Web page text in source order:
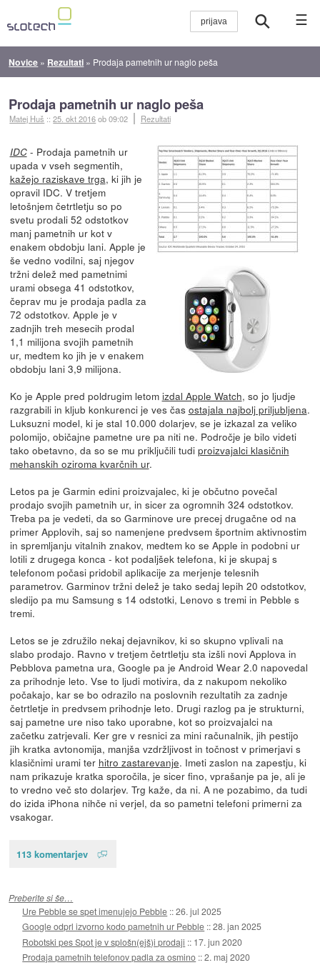
☰
Novice » Rezultati » Prodaja pametnih ur naglo peša
Prodaja pametnih ur naglo peša
Matej Huš ::25. okt 2016ob 09:02 Rezultati
IDC- Prodaja pametnih ur
upada v vseh segmentih,
kažejo raziskave trga, ki jih je
opravil IDC. V tretjem
letošnjem četrtletju so po
svetu prodali 52 odstotkov
manj pametnih ur kot v
enakem obdobju lani. Apple je
še vedno vodilni, saj njegov
tržni delež med pametnimi
urami obsega 41 odstotkov,
čeprav mu je prodaja padla za
72 odstotkov. Apple je v
zadnjih treh mesecih prodal
1,1 milijona svojih pametnih
ur, medtem ko jih je v enakem
obdobju lani 3,9 milijona.
Ko je Apple pred poldrugim letom izdal Apple Watch, so jo ljudje
razgrabili in kljub konkurenci je ves čas ostajala najbolj priljubljena.
Luksuzni model, ki je stal 10.000 dolarjev, se je izkazal za veliko
polomijo, običajne pametne ure pa niti ne. Področje je bilo videti
tako obetavno, da so se mu priključili tudi proizvajalci klasičnih
mehanskih oziroma kvarčnih ur.
Letos pa je Garmin edini proizvajalec, ki je občutno povečal
prodajo svojih pametnih ur, in sicer za ogromnih 324 odstotkov.
Treba pa je vedeti, da so Garminove ure precej drugačne od na
primer Applovih, saj so namenjene predvsem športnim aktivnostim
in spremljanju vitalnih znakov, medtem ko se Apple in podobni ur
lotili z drugega konca - kot podaljšek telefona, ki je skupaj s
telefonom počasi pridobil aplikacije za merjenje telesnih
parametrov. Garminov tržni delež je tako sedaj lepih 20 odstotkov,
sledijo pa mu Samsung s 14 odstotki, Lenovo s tremi in Pebble s
tremi.
Letos se je združilo nekaj dejavnikov, ki so skupno vplivali na
slabo prodajo. Ravno v tretjem četrtletju sta izšli novi Applova in
Pebblova pametna ura, Google pa je Android Wear 2.0 napovedal
za prihodnje leto. Vse to ljudi motivira, da z nakupom nekoliko
počakajo, kar se bo odrazilo na poslovnih rezultatih za zadnje
četrtletje in predvsem prihodnje leto. Drugi razlog pa je strukturni,
saj pametne ure niso tako uporabne, kot so proizvajalci na
začetku zatrjevali. Ker gre v resnici za mini računalnik, jih pestijo
jih kratka avtonomija, manjša vzdržljivost in točnost v primerjavi s
klasičnimi urami ter hitro zastarevanje. Imeti zaslon na zapestju, ki
nam prikazuje kratka sporočila, je sicer fino, vprašanje pa je, ali je
to vredno več sto dolarjev. Trg kaže, da ni. A ne pozabimo, da tudi
do izida iPhona nihče ni verjel, da so pametni telefoni primerni za
vsakogar.
113 komentarjev
Preberite si še…
Ure Pebble se spet imenujejo Pebble ::26. jul 2025
Google odprl izvorno kodo pametnih ur Pebble ::28. jan 2025
Robotski pes Spot je v splošn(ejš)i prodaji :: 17. jun 2020
Prodaja pametnih telefonov padla za osmino ::2. maj 2020